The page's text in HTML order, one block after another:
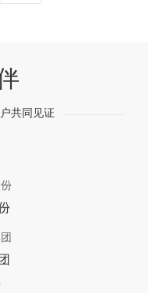
共同见证